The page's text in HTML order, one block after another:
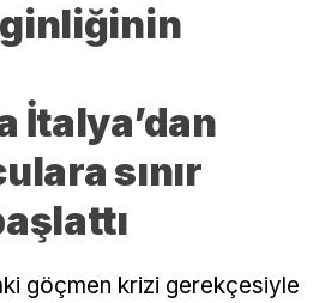
İtalya’dan
sınır
göçmen krizi gerekçesiyle